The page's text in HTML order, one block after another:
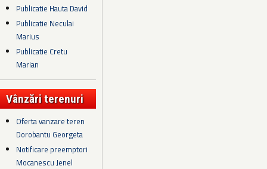
Publicatie Hauta David
Publicatie Neculai
Marius
Publicatie Cretu
Marian
Vânzări terenuri
Oferta vanzare teren
Dorobantu Georgeta
Notificare preemptori
Mocanescu Jenel